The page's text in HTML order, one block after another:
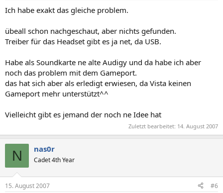
Ich habe exakt das gleiche problem.
übeall schon nachgeschaut, aber nichts gefunden.
Treiber für das Headset gibt es ja net, da USB.
Habe als Soundkarte ne alte Audigy und da habe ich aber
noch das problem mit dem Gameport.
das hat sich aber als erledigt erwiesen, da Vista keinen
Gameport mehr unterstützt^^
Vielleicht gibt es jemand der noch ne Idee hat
Zuletzt bearbeitet: 14. August 2007
N nas0r
Cadet 4th Year
15. August 2007 #6